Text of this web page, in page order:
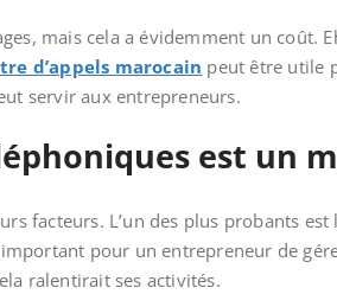
mais cela a évidemment un coût.
d’appels marocain peut être utile
servir aux entrepreneurs.
est un
facteurs. L’un des plus probants
pour un entrepreneur de
ralentirait ses activités.